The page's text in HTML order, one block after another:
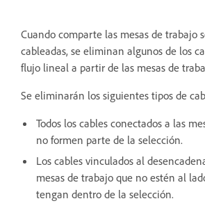
Cuando comparte las mesas de trabajo
cableadas, se eliminan algunos de los
flujo lineal a partir de las mesas de
Se eliminarán los siguientes tipos de
Todos los cables conectados a las
no formen parte de la selección.
Los cables vinculados al
mesas de trabajo que no estén al
tengan dentro de la selección.